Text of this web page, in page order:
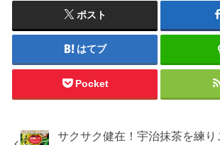
ポスト
はてブ
Pocket
サクサク健在！宇治抹茶を練